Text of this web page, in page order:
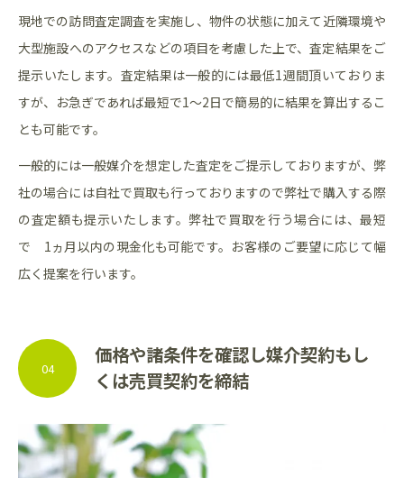
現地での訪問査定調査を実施し、物件の状態に加えて近隣環境や
大型施設へのアクセスなどの項目を考慮した上で、査定結果をご
提示いたします。査定結果は一般的には最低1週間頂いておりま
すが、お急ぎであれば最短で1〜2日で簡易的に結果を算出するこ
とも可能です。
一般的には一般媒介を想定した査定をご提示しておりますが、弊
社の場合には自社で買取も行っておりますので弊社で購入する際
の査定額も提示いたします。弊社で買取を行う場合には、最短
で 1ヵ月以内の現金化も可能です。お客様のご要望に応じて幅
広く提案を行います。
価格や諸条件を確認し媒介契約もし
くは売買契約を締結
04